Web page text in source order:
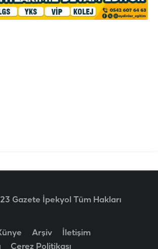
Gazete İpekyol Tüm Hakları
Arşiv
İletişim
Çerez Politikası